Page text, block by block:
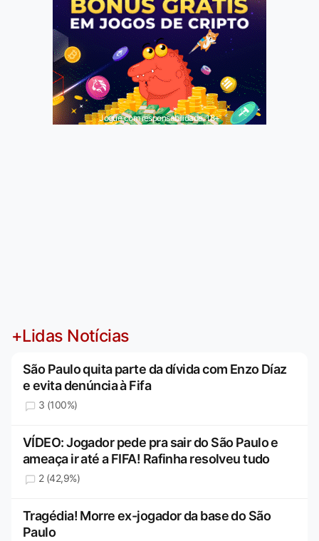
Jogue com responsabilidade. 18+
+Lidas Notícias
São Paulo quita parte da dívida com Enzo Díaz
e evita denúncia à Fifa
3 (100%)
VÍDEO: Jogador pede pra sair do São Paulo e
ameaça ir até a FIFA! Rafinha resolveu tudo
2 (42,9%)
Tragédia! Morre ex-jogador da base do São
Paulo